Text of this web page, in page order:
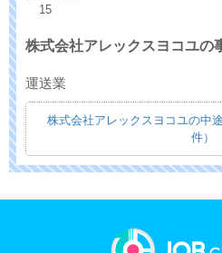
15
株式会社アレックスヨコユの
運送業
株式会社アレックスヨコユの中
件）